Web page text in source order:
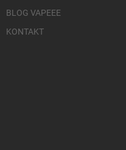
BLOG VAPEEE
KONTAKT